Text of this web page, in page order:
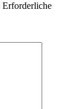
Erforderliche